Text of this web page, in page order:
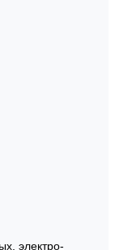
электро-